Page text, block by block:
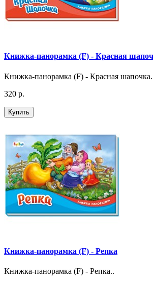
Книжка-панорамка (F) - Красная
Книжка-панорамка (F) - Красная
320 р.
Купить
Книжка-панорамка (F) - Репка
Книжка-панорамка (F) - Репка..